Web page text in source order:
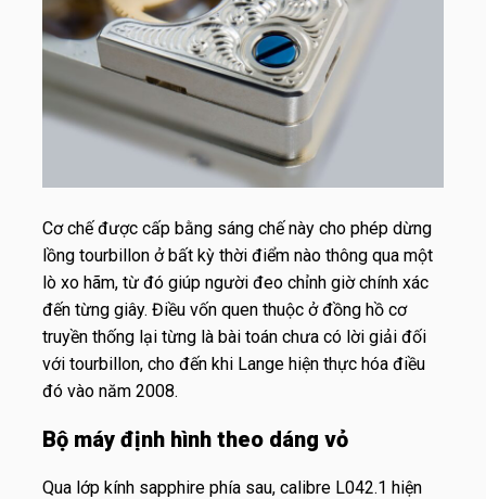
Cơ chế được cấp bằng sáng chế này cho phép dừng
lồng tourbillon ở bất kỳ thời điểm nào thông qua một
lò xo hãm, từ đó giúp người đeo chỉnh giờ chính xác
đến từng giây. Điều vốn quen thuộc ở đồng hồ cơ
truyền thống lại từng là bài toán chưa có lời giải đối
với tourbillon, cho đến khi Lange hiện thực hóa điều
đó vào năm 2008.
Bộ máy định hình theo dáng vỏ
Qua lớp kính sapphire phía sau, calibre L042.1 hiện